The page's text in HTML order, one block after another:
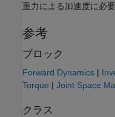
重力による加速度に必
参考
ブロック
Forward Dynamics |
Torque | Joint Space
クラス